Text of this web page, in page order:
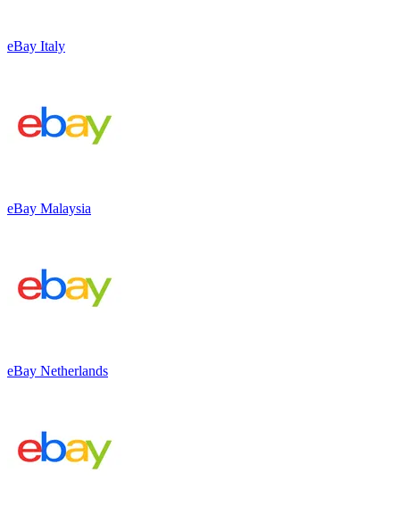
eBay Italy
eBay Malaysia
eBay Netherlands